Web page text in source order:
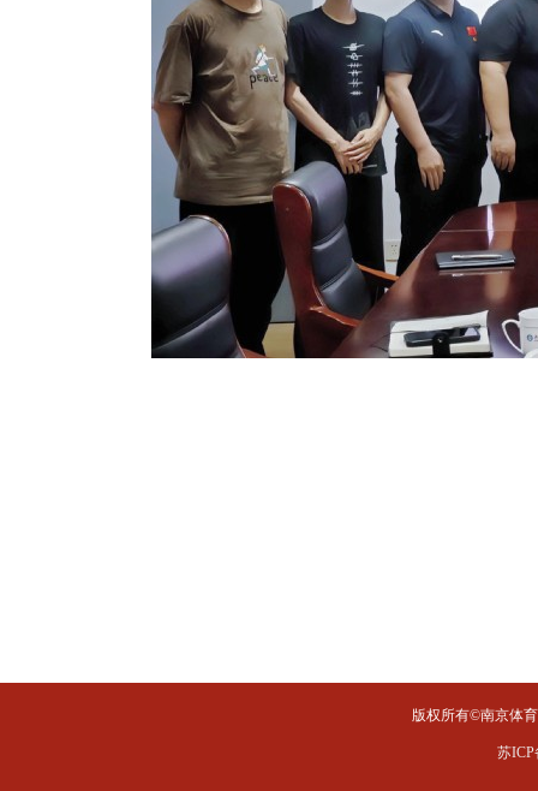
版权所有©南京体
苏ICP